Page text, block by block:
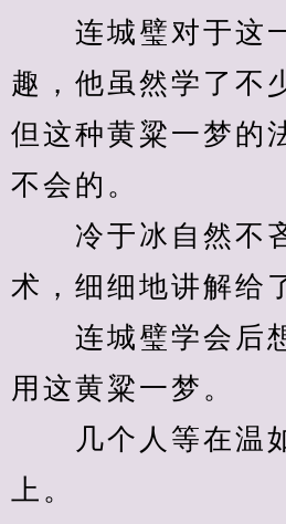
连城璧对于这
趣，他虽然学了不
但这种黄粱一梦的
不会的。
冷于冰自然不
术，细细地讲解给
连城璧学会后
用这黄粱一梦。
几个人等在温
上。